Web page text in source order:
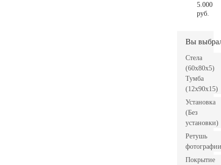
5.000
руб.
Вы
Стела
(60x80x5)
Тумба
(12x90x15)
Установка
(Без
установки)
Ретушь
фотографии
Покрытие